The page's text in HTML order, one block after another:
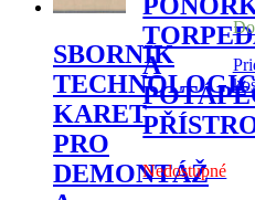
SBORNÍK
KARET
PRO
DEMONTÁŽ
A
Nedostupné